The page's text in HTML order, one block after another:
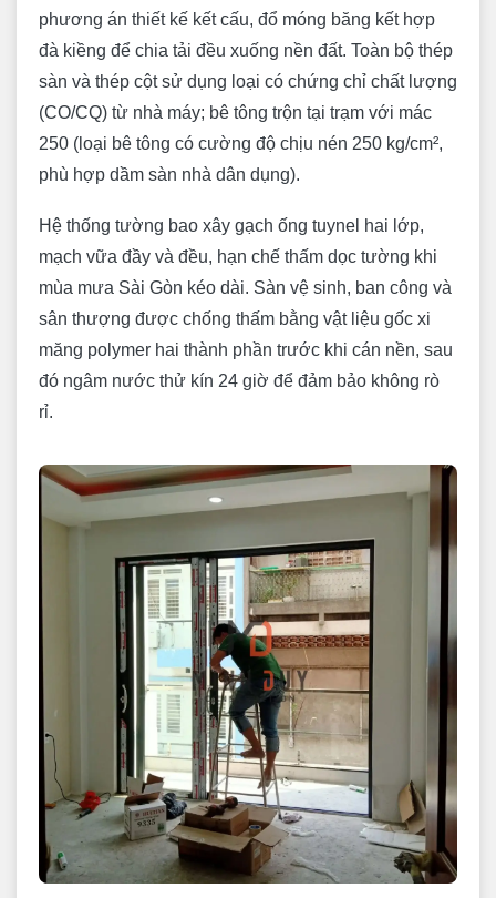
phương án thiết kế kết cấu, đổ móng băng kết hợp
đà kiềng để chia tải đều xuống nền đất. Toàn bộ thép
sàn và thép cột sử dụng loại có chứng chỉ chất lượng
(CO/CQ) từ nhà máy; bê tông trộn tại trạm với mác
250 (loại bê tông có cường độ chịu nén 250 kg/cm²,
phù hợp dầm sàn nhà dân dụng).
Hệ thống tường bao xây gạch ống tuynel hai lớp,
mạch vữa đầy và đều, hạn chế thấm dọc tường khi
mùa mưa Sài Gòn kéo dài. Sàn vệ sinh, ban công và
sân thượng được chống thấm bằng vật liệu gốc xi
măng polymer hai thành phần trước khi cán nền, sau
đó ngâm nước thử kín 24 giờ để đảm bảo không rò
rỉ.